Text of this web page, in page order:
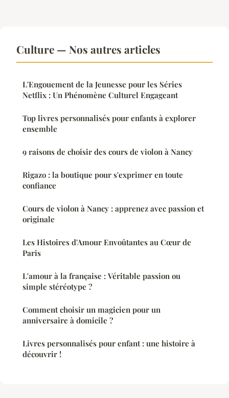
Culture — Nos autres articles
L'Engouement de la Jeunesse pour les Séries
Netflix : Un Phénomène Culturel Engageant
Top livres personnalisés pour enfants à explorer
ensemble
9 raisons de choisir des cours de violon à Nancy
Rigazo : la boutique pour s'exprimer en toute
confiance
Cours de violon à Nancy : apprenez avec passion et
originale
Les Histoires d'Amour Envoûtantes au Cœur de
Paris
L'amour à la française : Véritable passion ou
simple stéréotype ?
Comment choisir un magicien pour un
anniversaire à domicile ?
Livres personnalisés pour enfant : une histoire à
découvrir !